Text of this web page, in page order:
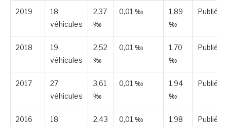
2019
18
véhicules
2,37
‰
0,01 ‰
1,89
‰
Publiée
2018
19
véhicules
2,52
‰
0,01 ‰
1,70
‰
Publiée
2017
27
véhicules
3,61
‰
0,01 ‰
1,94
‰
Publiée
2016
18
2,43
0,01 ‰
1,98
Publiée